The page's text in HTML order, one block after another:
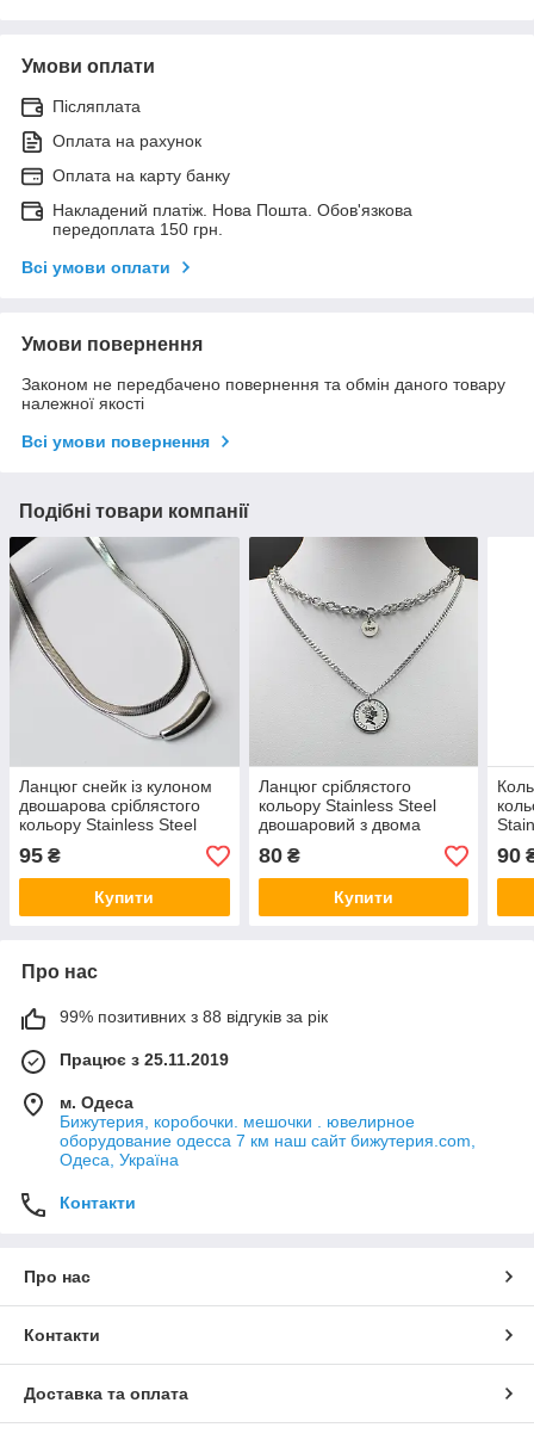
Умови оплати
Післяплата
Оплата на рахунок
Оплата на карту банку
Накладений платіж. Нова Пошта. Обов'язкова
передоплата 150 грн.
Всі умови оплати
Умови повернення
Законом не передбачено повернення та обмін даного товару
належної якості
Всі умови повернення
Подібні товари компанії
Ланцюг снейк із кулоном
двошарова сріблястого
кольору Stainless Steel
застібка карабін довжина
45-50 см
95 ₴
Купити
Ланцюг сріблястого
кольору Stainless Steel
двошаровий з двома
кулонами застібка карабін
довжина 55 см
80₴
Купити
90
Про нас
99% позитивних з 88 відгуків за рік
Працює з 25.11.2019
м. Одеса
Бижутерия, коробочки. мешочки . ювелирное
оборудование одесса 7 км наш сайт бижутерия.com,
Одеса, Україна
Контакти
Про нас
Контакти
Доставка та оплата